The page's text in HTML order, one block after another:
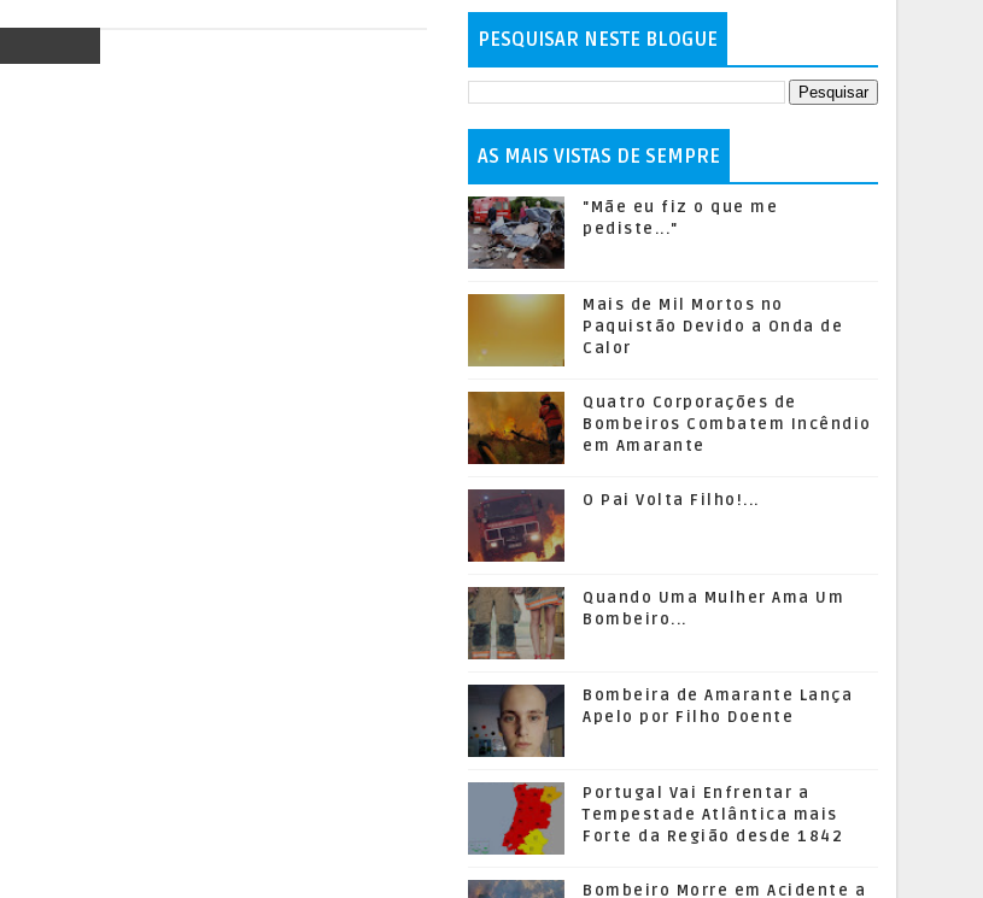
PESQUISAR NESTE BLOGUE
AS MAIS VISTAS DE SEMPRE
"Mãe eu fiz o que me
pediste..."
Mais de Mil Mortos no
Paquistão Devido a Onda de
Calor
Quatro Corporações de
Bombeiros Combatem Incêndio
em Amarante
O Pai Volta Filho!...
Quando Uma Mulher Ama Um
Bombeiro...
Bombeira de Amarante Lança
Apelo por Filho Doente
Portugal Vai Enfrentar a
Tempestade Atlântica mais
Forte da Região desde 1842
Bombeiro Morre em Acidente a